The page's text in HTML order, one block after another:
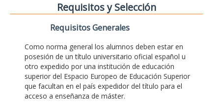
Requisitos y Selección
Requisitos Generales
Como norma general los alumnos deben estar en
posesión de un título universitario oficial español u
otro expedido por una institución de educación
superior del Espacio Europeo de Educación Superior
que facultan en el país expedidor del título para el
acceso a enseñanza de máster.